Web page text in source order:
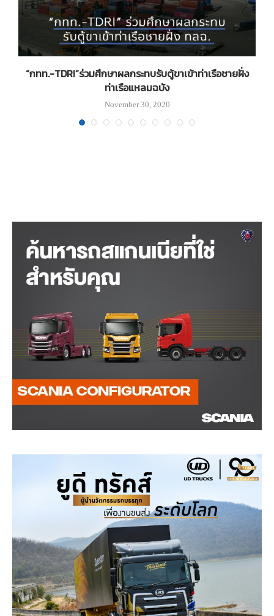
“กทท.-TDRI”ร่วมศึกษาผลกระทบรับตู้ขาเข้าท่าเรือชายฝั่ง
ท่าเรือแหลมฉบัง
November 30, 2020